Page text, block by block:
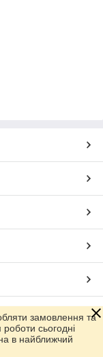
замовлення та
роботи сьогодні
в найближчий